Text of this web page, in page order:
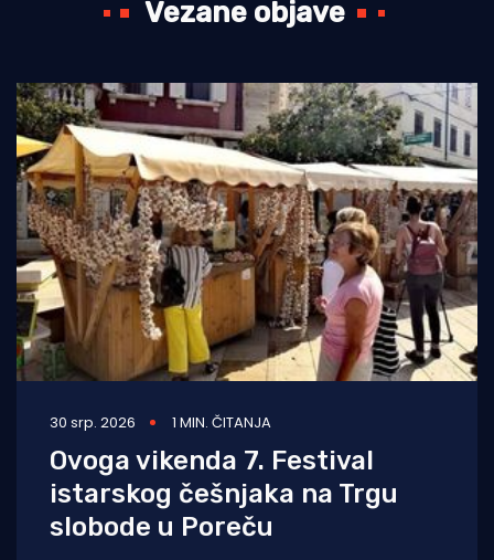
Vezane objave
30 srp. 2026 1 MIN. ČITANJA
Ovoga vikenda 7. Festival
istarskog češnjaka na Trgu
slobode u Poreču